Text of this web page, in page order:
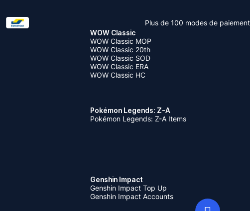
Plus de 100 modes de paiement
WOW Classic
WOW Classic MOP
WOW Classic 20th
WOW Classic SOD
WOW Classic ERA
WOW Classic HC
Pokémon Legends: Z-A
Pokémon Legends: Z-A Items
Genshin Impact
Genshin Impact Top Up
Genshin Impact Accounts